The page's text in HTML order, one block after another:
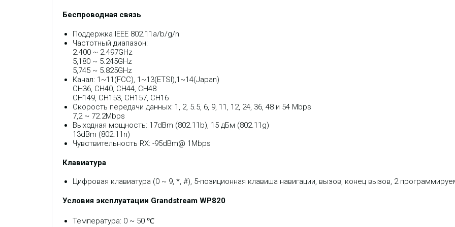
Беспроводная связь
Поддержка IEEE 802.11a/b/g/n
Частотный диапазон:
2.400 ~ 2.497GHz
5,180 ~ 5.245GHz
5,745 ~ 5.825GHz
Канал: 1~11(FCC), 1~13(ETSI),1~14(Japan)
CH36, CH40, CH44, CH48
CH149, CH153, CH157, CH16
Скорость передачи данных: 1, 2, 5.5, 6, 9, 11, 12, 24, 36, 48 и 54 Mbps
7,2 ~ 72.2Mbps
Выходная мощность: 17dBm (802.11b), 15 дБм (802.11g)
13dBm (802.11n)
Чувствительность RX: -95dBm@ 1Mbps
Клавиатура
Цифровая клавиатура (0 ~ 9, *, #), 5-позиционная клавиша навигации, вызов, конец вызов, 2
Условия эксплуатации Grandstream WP820
Температура: 0 ~ 50 ℃